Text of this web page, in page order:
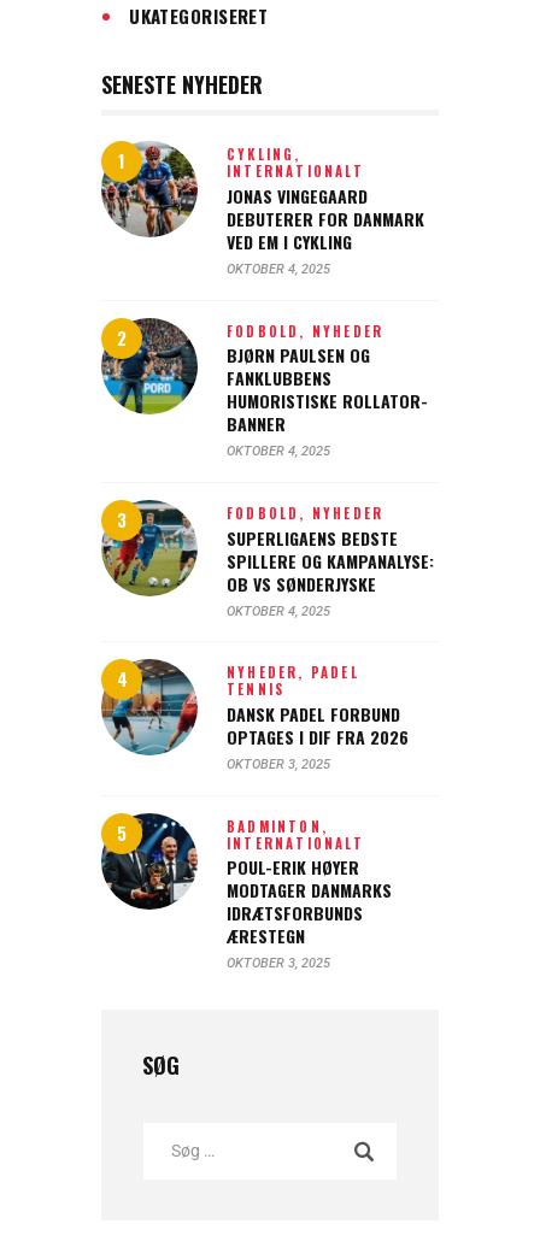
UKATEGORISERET
SENESTE NYHEDER
CYKLING,
INTERNATIONALT
JONAS VINGEGAARD
DEBUTERER FOR DANMARK
VED EM I CYKLING
OKTOBER 4, 2025
FODBOLD, NYHEDER
BJØRN PAULSEN OG
FANKLUBBENS
HUMORISTISKE ROLLATOR-
BANNER
OKTOBER 4, 2025
FODBOLD, NYHEDER
SUPERLIGAENS BEDSTE
SPILLERE OG KAMPANALYSE:
OB VS SØNDERJYSKE
OKTOBER 4, 2025
NYHEDER, PADEL
TENNIS
DANSK PADEL FORBUND
OPTAGES I DIF FRA 2026
OKTOBER 3, 2025
BADMINTON,
INTERNATIONALT
POUL-ERIK HØYER
MODTAGER DANMARKS
IDRÆTSFORBUNDS
ÆRESTEGN
OKTOBER 3, 2025
SØG